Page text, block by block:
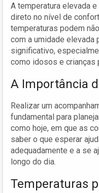
A temperatura elevada
direto no nível de
temperaturas podem
com a umidade elevada
significativo,
como idosos e crianças
A Importância
Realizar um
fundamental para
como hoje, em que as
saber o que esperar
adequadamente e a se
longo do dia.
Temperaturas